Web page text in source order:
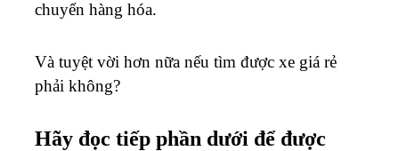
chuyển hàng hóa.
Và tuyệt vời hơn nữa nếu tìm được xe giá rẻ
phải không?
Hãy đọc tiếp phần dưới để được